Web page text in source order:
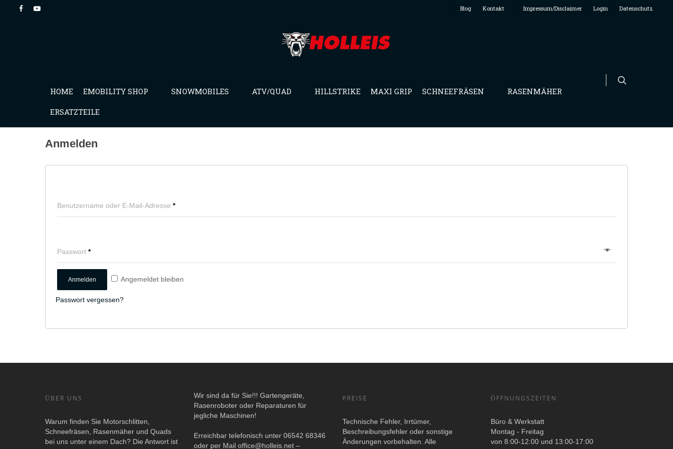
Blog Kontakt Impressum/Disclaimer Login Datenschutz
HOME EMOBILITY SHOP SNOWMOBILES ATV/QUAD HILLSTRIKE MAXI GRIP SCHNEEFRÄSEN RASENMÄHER
ERSATZTEILE
Anmelden
Benutzername oder E-Mail-Adresse *
Passwort *
Angemeldet bleiben
Passwort vergessen?
ÜBER UNS
Warum finden Sie Motorschlitten,
Schneefräsen, Rasenmäher und Quads
bei uns unter einem Dach? Die Antwort ist
Wir sind da für Sie!!! Gartengeräte,
Rasenroboter oder Reparaturen für
jegliche Maschinen!
Erreichbar telefonisch unter 06542 68346
oder per Mail office@holleis.net–
PREISE
Technische Fehler, Irrtümer,
Beschreibungsfehler oder sonstige
Änderungen vorbehalten. Alle
ÖFFNUNGSZEITEN
Büro & Werkstatt
Montag - Freitag
von 8:00-12:00 und 13:00-17:00